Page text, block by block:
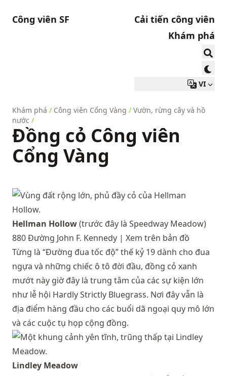
Công viên SF
Cải tiến công viên
Khám phá
VI
Khám phá / Công viên Cổng Vàng / Vườn, rừng cây và hồ
nước /
Đồng cỏ Công viên
Cổng Vàng
Hellman Hollow(trước đây là Speedway Meadow)
880 Đường John F. Kennedy | Xem trên bản đồ
Từng là “Đường đua tốc độ” thế kỷ 19 dành cho đua
ngựa và những chiếc ô tô đời đầu, đồng cỏ xanh
mướt này giờ đây là trung tâm của các sự kiện lớn
như lễ hội Hardly Strictly Bluegrass. Nơi đây vẫn là
địa điểm hàng đầu cho các buổi dã ngoại quy mô lớn
và các cuộc tụ họp cộng đồng.
Lindley Meadow